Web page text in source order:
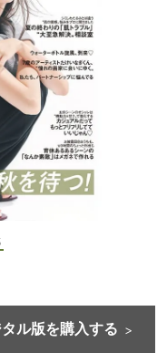
ル版を購入する